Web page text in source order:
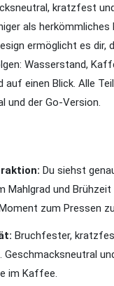
kratzfest
als herkömmliches
ermöglicht es dir,
Wasserstand,
auf einen Blick. Alle
und der Go-Version.
Du siehst
Mahlgrad und
zum Pressen
Bruchfester,
Geschmacksneutral
im Kaffee.